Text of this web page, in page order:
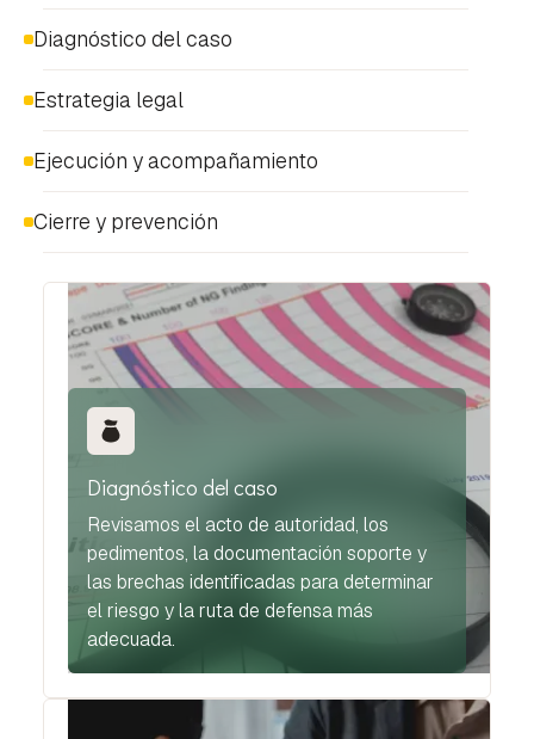
Diagnóstico del caso
Estrategia legal
Ejecución y acompañamiento
Cierre y prevención
Diagnóstico del caso
Revisamos el acto de autoridad, los
pedimentos, la documentación soporte y
las brechas identificadas para determinar
el riesgo y la ruta de defensa más
adecuada.